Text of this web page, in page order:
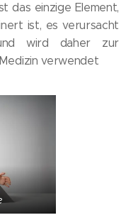
das einzige Element,
ist, es verursacht
wird daher zur
verwendet